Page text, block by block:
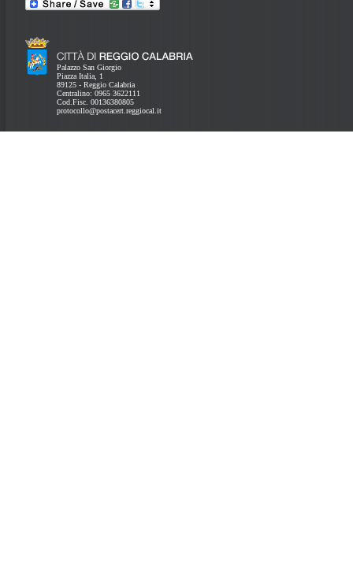
Palazzo San Giorgio
Piazza Italia, 1
89125 - Reggio Calabria
Centralino: 0965 3622111
Cod.Fisc. 00136380805
protocollo@postacert.reggiocal.it